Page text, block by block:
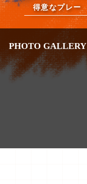
得意なプレー
PHOTO GALLERY